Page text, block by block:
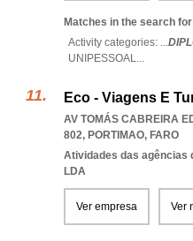
Matches in the search
Activity categories: ...
UNIPESSOAL...
Eco - Viagens E
AV TOMÁS CABREIRA
802, PORTIMAO, FARO
Atividades das agências
LDA
Ver empresa Ver